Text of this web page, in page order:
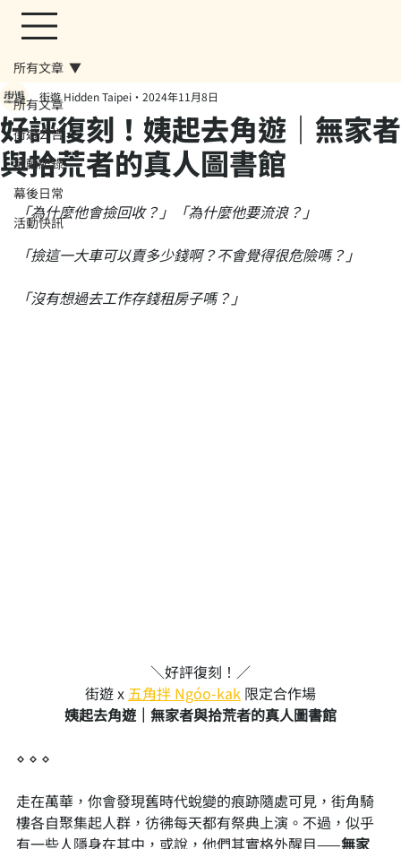
所有文章
街遊公告
活動紀錄
幕後日常
活動快訊
所有文章
好評復刻！姨起去角遊｜無家者
與拾荒者的真人圖書館
街遊 Hidden Taipei 2024年11月8日
「為什麼他會撿回收？」「為什麼他要流浪？」
「撿這一大車可以賣多少錢啊？不會覺得很危險嗎？」
「沒有想過去工作存錢租房子嗎？」
＼好評復刻！／
街遊 x 五角拌 Ngóo-kak 限定合作場
姨起去角遊｜無家者與拾荒者的真人圖書館
⋄ ⋄ ⋄
走在萬華，你會發現舊時代蛻變的痕跡隨處可見，街角騎
樓各自聚集起人群，彷彿每天都有祭典上演。不過，似乎
有一些人隱身在其中，或說，他們其實格外醒目——無家